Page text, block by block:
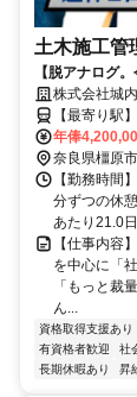
土木施工管
【脱アナログ
■昇給・賞与あ
休2日制(土日祝
株式会社城
【最寄り駅
年俸
奈良県橿原市
【勤務時間
分ずつの休
あたり21.0
【仕事内容
を中心に「
「もっと裁
ん...
資格取得支援あり
有資格者歓迎
社
長期休暇あり
昇